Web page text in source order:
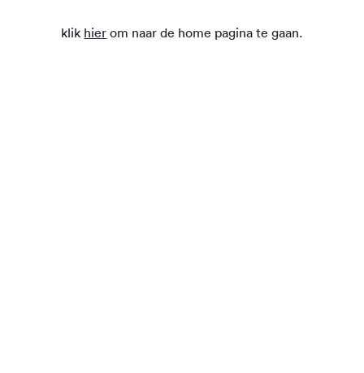
klik hier om naar de home pagina te gaan.